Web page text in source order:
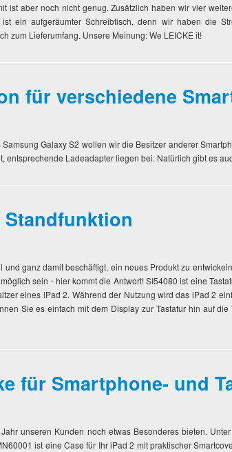
ist aber noch nicht genug. Zusätzlich haben wir vier
ein aufgeräumter Schreibtisch, denn wir haben die
zum Lieferumfang. Unsere Meinung: We LEICKE it!
für verschiedene
Galaxy S2 wollen wir die Besitzer anderer
Ladeadapter liegen bei. Natürlich gibt es
ganz damit beschäftigt, ein neues Produkt zu
sein - hier kommt die Antwort! SI54080 ist eine
eines iPad 2. Während der Nutzung wird das iPad 2
Sie es einfach mit dem Display zur Tastatur hin auf
für Smartphone- und
unseren Kunden noch etwas Besonderes bieten.
ist eine Case für Ihr iPad 2 mit praktischer